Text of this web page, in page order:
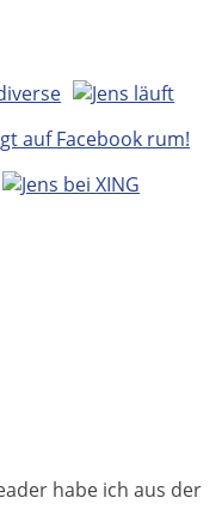
habe ich aus der